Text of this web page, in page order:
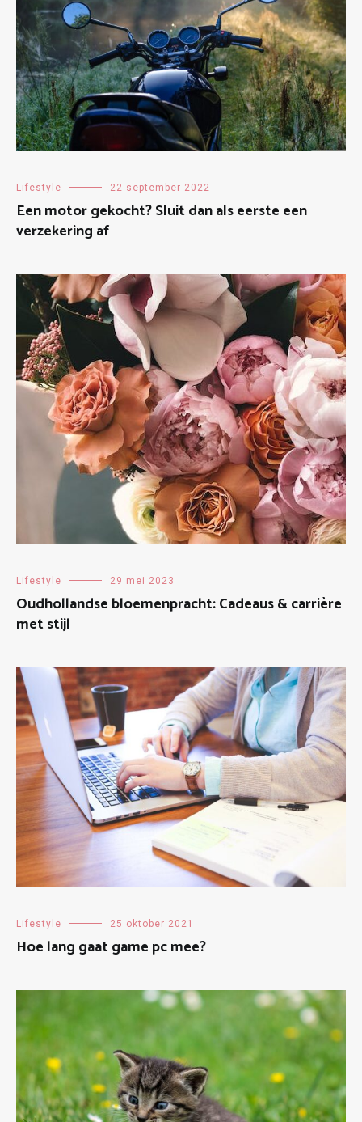
Lifestyle 22 september 2022
Een motor gekocht? Sluit dan als eerste een
verzekering af
Lifestyle 29 mei 2023
Oudhollandse bloemenpracht: Cadeaus & carrière
met stijl
Lifestyle 25 oktober 2021
Hoe lang gaat game pc mee?